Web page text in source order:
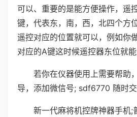
可以、重要的是能方便操作，遥
键，代表东，南，西，北四个方
遥控对应的位置就可以，例如你
对应的A键这时候遥控器东位就能
若你在仪器使用上需要帮助
导，添加微信号; sdf6770 随时交
新一代麻将机控牌神器手机;